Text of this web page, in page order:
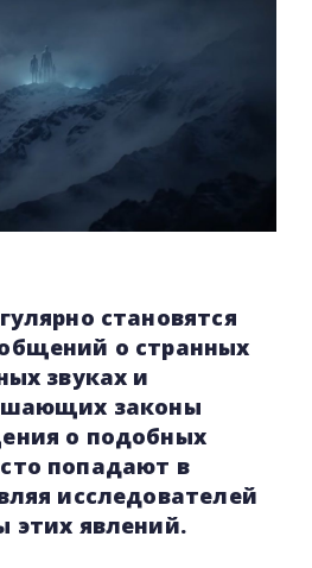
становятся
о странных
звуках и
законы
о подобных
попадают в
исследователей
этих явлений.